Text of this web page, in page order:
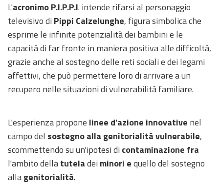
L'acronimo P.I.P.P.I. intende rifarsi al personaggio
televisivo di Pippi Calzelunghe, figura simbolica che
esprime le infinite potenzialità dei bambini e le
capacità di far fronte in maniera positiva alle difficoltà,
grazie anche al sostegno delle reti sociali e dei legami
affettivi, che può permettere loro di arrivare a un
recupero nelle situazioni di vulnerabilità familiare.
L'esperienza propone linee d'azione innovative nel
campo del sostegno alla genitorialità vulnerabile,
scommettendo su un'ipotesi di contaminazione fra
l'ambito dellatuteladei minori equello del sostegno
allagenitorialità.